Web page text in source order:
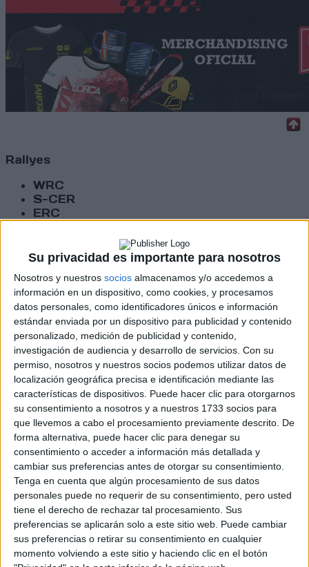
Su privacidad es importante para nosotros
Nosotros y nuestros socios almacenamos y/o accedemos a
información en un dispositivo, como cookies, y procesamos
datos personales, como identificadores únicos e información
estándar enviada por un dispositivo para publicidad y contenido
personalizado, medición de publicidad y contenido,
investigación de audiencia y desarrollo de servicios. Con su
permiso, nosotros y nuestros socios podemos utilizar datos de
localización geográfica precisa e identificación mediante las
características de dispositivos. Puede hacer clic para otorgarnos
su consentimiento a nosotros y a nuestros 1733 socios para
que llevemos a cabo el procesamiento previamente descrito. De
forma alternativa, puede hacer clic para denegar su
consentimiento o acceder a información más detallada y
cambiar sus preferencias antes de otorgar su consentimiento.
Tenga en cuenta que algún procesamiento de sus datos
personales puede no requerir de su consentimiento, pero usted
tiene el derecho de rechazar tal procesamiento. Sus
preferencias se aplicarán solo a este sitio web. Puede cambiar
sus preferencias o retirar su consentimiento en cualquier
momento volviendo a este sitio y haciendo clic en el botón
Rallyes
WRC
S-CER
ERC
Internacionales
Campeonatos Autonómicos
Históricos
Dakar
RallyCross
Circuitos
F1
Fórmula E
F2 / F3 / F4
Resistencia
Indycar
Otros
Producto
Producto
Web pensada para poder ofrecer diferentes
productos propios y ajenos para que los
aficionados los puedan adquirir